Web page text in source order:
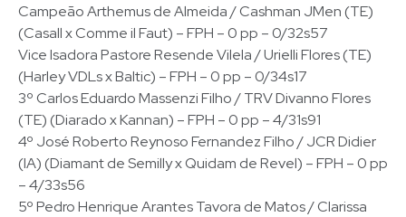
Campeão Arthemus de Almeida / Cashman JMen (TE)
(Casall x Comme il Faut) – FPH – 0 pp – 0/32s57
Vice Isadora Pastore Resende Vilela / Urielli Flores (TE)
(Harley VDLs x Baltic) – FPH – 0 pp – 0/34s17
3º Carlos Eduardo Massenzi Filho / TRV Divanno Flores
(TE) (Diarado x Kannan) – FPH – 0 pp – 4/31s91
4º José Roberto Reynoso Fernandez Filho / JCR Didier
(IA) (Diamant de Semilly x Quidam de Revel) – FPH – 0 pp
– 4/33s56
5º Pedro Henrique Arantes Tavora de Matos / Clarissa